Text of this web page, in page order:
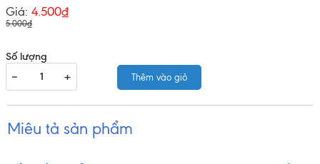
Giá: 4.500₫
5.000₫
Số lượng
−
+ Thêm vào giỏ
Miêu tả sản phẩm